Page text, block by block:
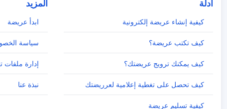
أدلة
كيفية إنشاء عريضة إلكترونية
كيف تكتب عريضة؟
كيف يمكنك ترويج عريضتك؟
كيف تحصل على تغطية إعلامية لعرريضتك
كيفية تسليم عريضة
المزيد
ابدأ عريضة
سياسة
إدارة ملفات
نبذة عنا